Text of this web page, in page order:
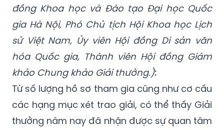
đồng Khoa học và Đào tạo Đại học Quốc
gia Hà Nội, Phó Chủ tịch Hội Khoa học Lịch
sử Việt Nam, Ủy viên Hội đồng Di sản văn
hóa Quốc gia, Thành viên Hội đồng Giám
khảo Chung khảo Giải thưởng.):
Từ số lượng hồ sơ tham gia cũng như cơ cấu
các hạng mục xét trao giải, có thể thấy Giải
thưởng năm nay đã nhận được sự quan tâm